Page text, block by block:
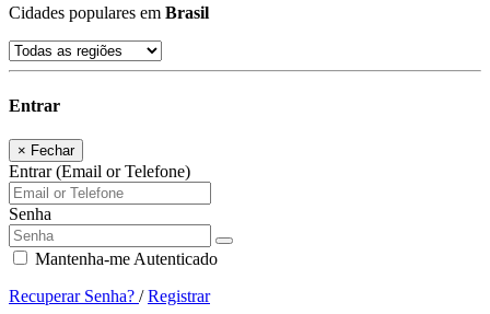
Cidades populares em Brasil
Entrar
× Fechar
Entrar (Email or Telefone)
Senha
Mantenha-me Autenticado
Recuperar Senha? /Registrar